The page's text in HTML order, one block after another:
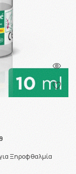
Ξηροφθαλμία